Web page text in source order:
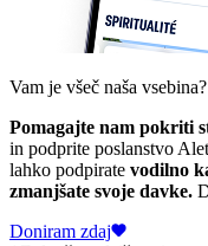
Vam je všeč naša vsebina?
Pomagajte nam pokriti
in podprite poslanstvo
lahko podpirate vodilno
zmanjšate svoje davke.
Doniram zdaj